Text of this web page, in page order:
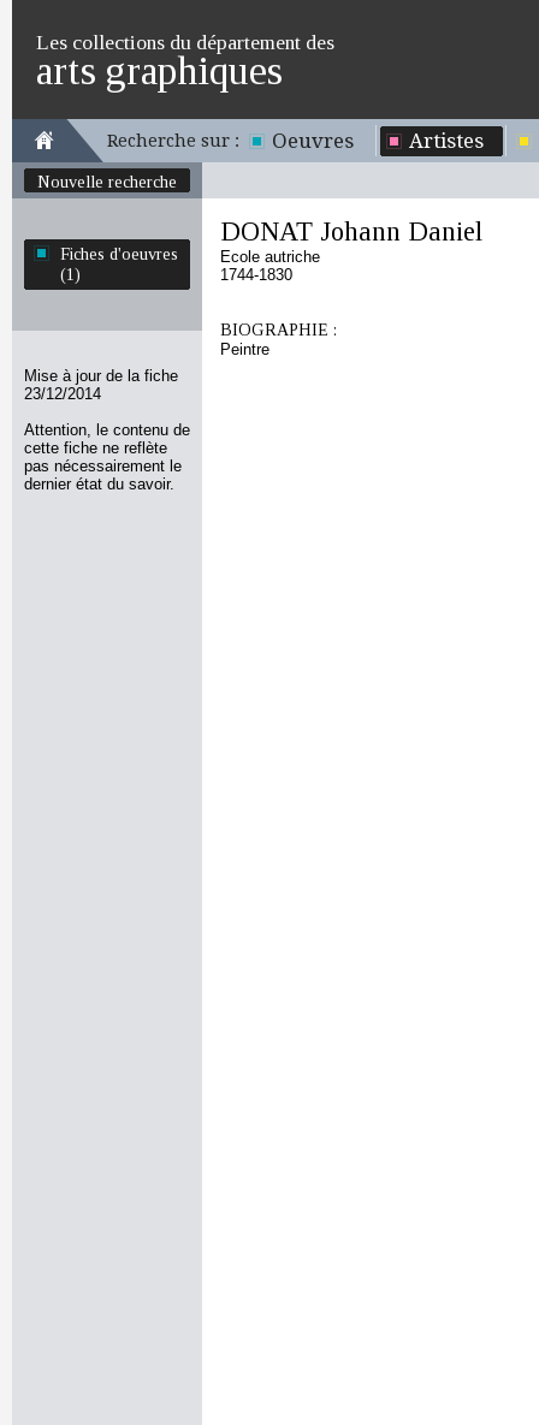
Les collections du département des
arts graphiques
Recherche sur : Oeuvres Artistes
Nouvelle recherche
Fiches d'oeuvres
(1)
Mise à jour de la fiche
23/12/2014
Attention, le contenu de
cette fiche ne reflète
pas nécessairement le
dernier état du savoir.
DONAT Johann Daniel
Ecole autriche
1744-1830
BIOGRAPHIE :
Peintre